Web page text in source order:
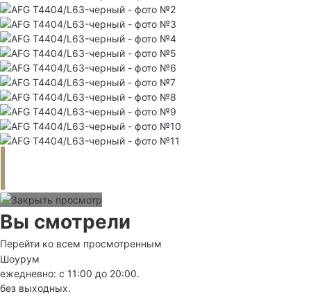
Вы смотрели
Перейти ко всем просмотренным
Шоурум
ежедневно: с 11:00 до 20:00.
без выходных.